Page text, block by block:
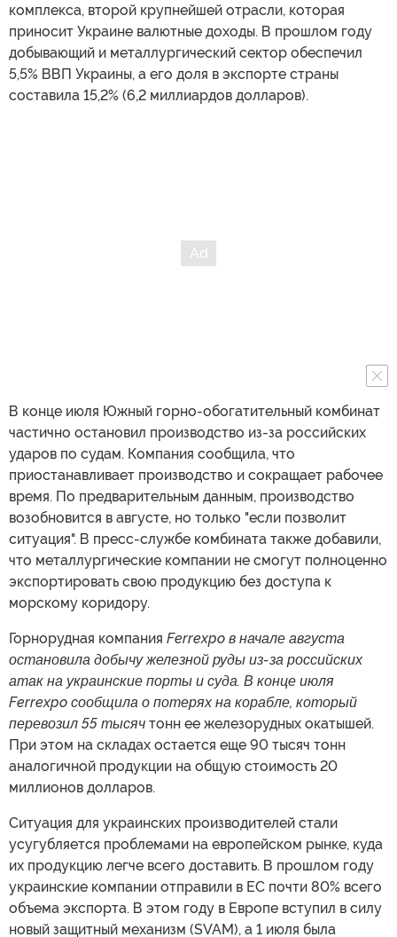
комплекса, второй крупнейшей отрасли, которая
приносит Украине валютные доходы. В прошлом году
добывающий и металлургический сектор обеспечил
5,5% ВВП Украины, а его доля в экспорте страны
составила 15,2% (6,2 миллиардов долларов).
В конце июля Южный горно-обогатительный комбинат
частично остановил производство из-за российских
ударов по судам. Компания сообщила, что
приостанавливает производство и сокращает рабочее
время. По предварительным данным, производство
возобновится в августе, но только "если позволит
ситуация". В пресс-службе комбината также добавили,
что металлургические компании не смогут полноценно
экспортировать свою продукцию без доступа к
морскому коридору.
Горнорудная компания Ferrexpo в начале августа
остановила добычу железной руды из-за российских
атак на украинские порты и суда. В конце июля
Ferrexpo сообщила о потерях на корабле, который
перевозил 55 тысяч тонн ее железорудных окатышей.
При этом на складах остается еще 90 тысяч тонн
аналогичной продукции на общую стоимость 20
миллионов долларов.
Ситуация для украинских производителей стали
усугубляется проблемами на европейском рынке, куда
их продукцию легче всего доставить. В прошлом году
украинские компании отправили в ЕС почти 80% всего
объема экспорта. В этом году в Европе вступил в силу
новый защитный механизм (SVAM), а 1 июля была